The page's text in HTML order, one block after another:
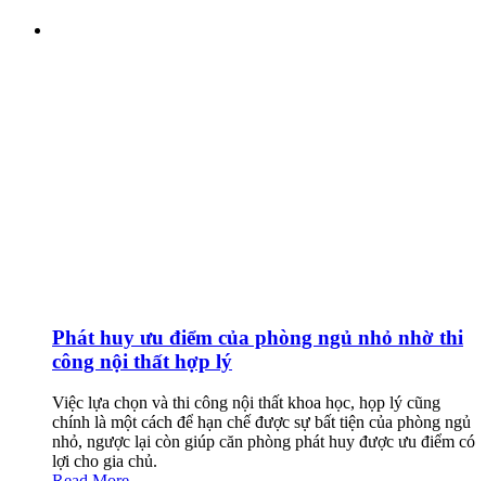
Phát huy ưu điểm của phòng ngủ nhỏ nhờ thi
công nội thất hợp lý
Việc lựa chọn và thi công nội thất khoa học, họp lý cũng
chính là một cách để hạn chế được sự bất tiện của phòng ngủ
nhỏ, ngược lại còn giúp căn phòng phát huy được ưu điểm có
lợi cho gia chủ.